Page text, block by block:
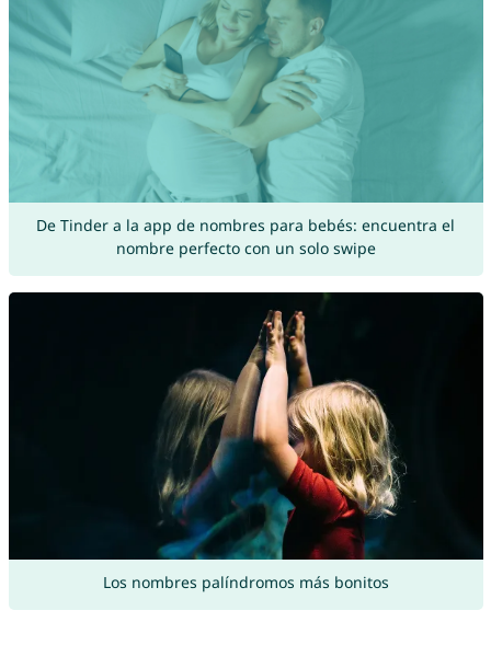
De Tinder a la app de nombres para bebés: encuentra el
nombre perfecto con un solo swipe
Los nombres palíndromos más bonitos